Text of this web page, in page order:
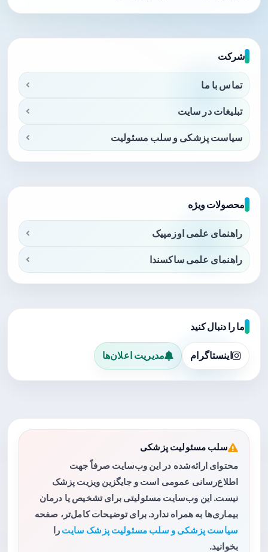
شرکت
تماس با ما
تبلیغات در سایت
سیاست پزشکی و سلب مسئولیت
محصولات ویژه
راهنمای علمی اوزمپیک
راهنمای علمی ساکسندا
ما را دنبال کنید
اینستاگرام مدیریت اعلان‌ها
سلب مسئولیت پزشکی
محتوای ارائه‌شده در این وب‌سایت صرفاً جهت
اطلاع‌رسانی عمومی است و جایگزین ویزیت پزشک
نیست. این وب‌سایت مسئولیتی برای تشخیص یا درمان
بیماری‌ها به همراه ندارد. برای توضیحات کامل‌تر، صفحه
سیاست پزشکی و سلب مسئولیت پزشک سایت را
بخوانید.